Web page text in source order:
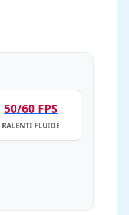
50/60 FPS
RALENTI FLUIDE